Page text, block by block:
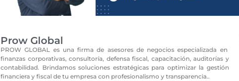
Prow Global
PROW GLOBAL es una firma de asesores de negocios especializada en
finanzas corporativas, consultoría, defensa fiscal, capacitación, auditorías y
contabilidad. Brindamos soluciones estratégicas para optimizar la gestión
financiera y fiscal de tu empresa con profesionalismo y transparencia..